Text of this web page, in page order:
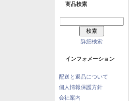
商品検索
詳細検索
インフォメーション
配送と返品について
個人情報保護方針
会社案内